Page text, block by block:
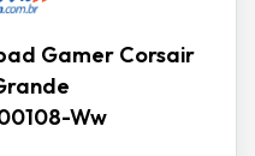
Gamer Corsair
Ww